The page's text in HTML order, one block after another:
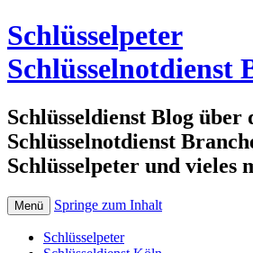
Schlüsselpeter
Schlüsselnotdienst
Schlüsseldienst Blog über
Schlüsselnotdienst
Schlüsselpeter und vieles
Menü Springe zum Inhalt
Schlüsselpeter